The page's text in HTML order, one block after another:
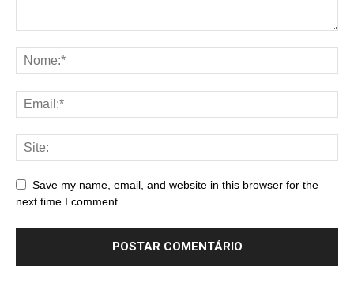
Save my name, email, and website in this browser for the
next time I comment.